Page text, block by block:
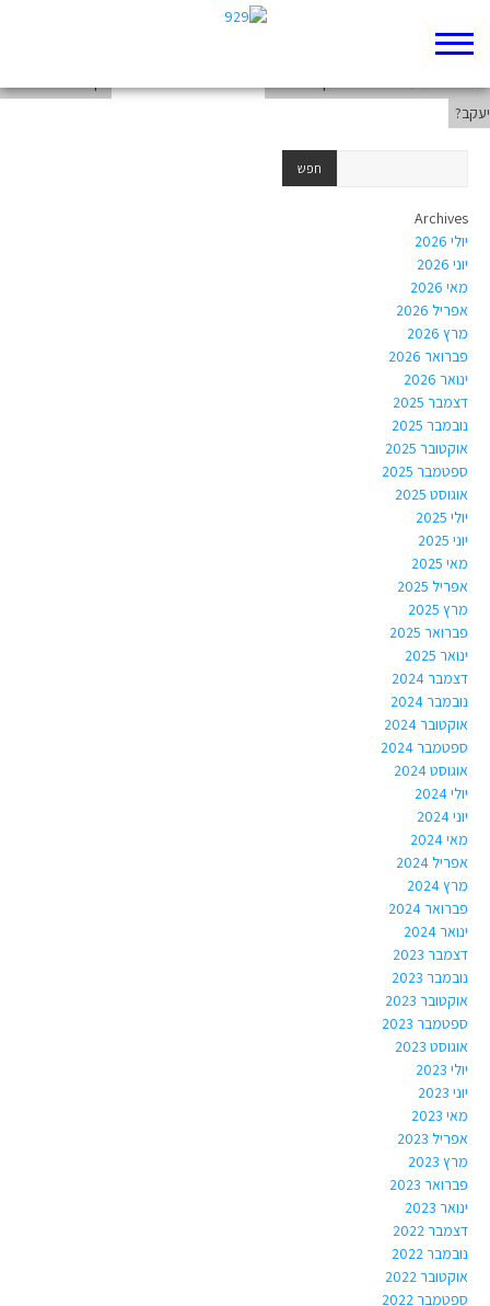
יעקב?
Archives
יולי 2026
יוני 2026
מאי 2026
אפריל 2026
מרץ 2026
פברואר 2026
ינואר 2026
דצמבר 2025
נובמבר 2025
אוקטובר 2025
ספטמבר 2025
אוגוסט 2025
יולי 2025
יוני 2025
מאי 2025
אפריל 2025
מרץ 2025
פברואר 2025
ינואר 2025
דצמבר 2024
נובמבר 2024
אוקטובר 2024
ספטמבר 2024
אוגוסט 2024
יולי 2024
יוני 2024
מאי 2024
אפריל 2024
מרץ 2024
פברואר 2024
ינואר 2024
דצמבר 2023
נובמבר 2023
אוקטובר 2023
ספטמבר 2023
אוגוסט 2023
יולי 2023
יוני 2023
מאי 2023
אפריל 2023
מרץ 2023
פברואר 2023
ינואר 2023
דצמבר 2022
נובמבר 2022
אוקטובר 2022
ספטמבר 2022